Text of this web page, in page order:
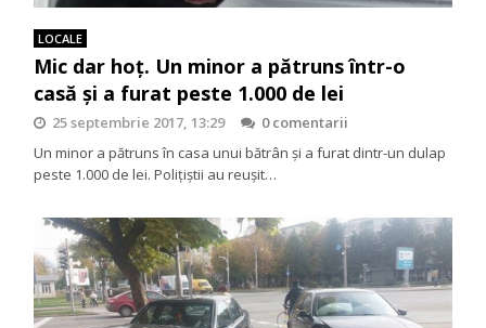
LOCALE
Mic dar hoț. Un minor a pătruns într-o
casă și a furat peste 1.000 de lei
25 septembrie 2017, 13:29
0 comentarii
Un minor a pătruns în casa unui bătrân și a furat dintr-un dulap
peste 1.000 de lei. Polițiștii au reușit…